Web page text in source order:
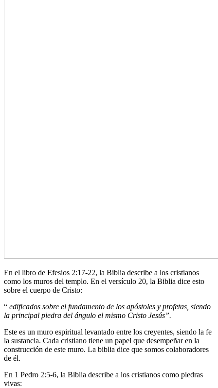
En el libro de Efesios 2:17-22, la Biblia describe a los cristianos
como los muros del templo. En el versículo 20, la Biblia dice esto
sobre el cuerpo de Cristo:
“ edificados sobre el fundamento de los apóstoles y profetas, siendo
la principal piedra del ángulo el mismo Cristo Jesús”.
Este es un muro espiritual levantado entre los creyentes, siendo la fe
la sustancia. Cada cristiano tiene un papel que desempeñar en la
construcción de este muro. La biblia dice que somos colaboradores
de él.
En 1 Pedro 2:5-6, la Biblia describe a los cristianos como piedras
vivas: